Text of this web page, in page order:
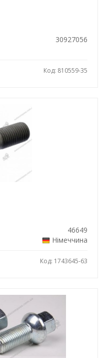
30927056
Код: 810559-35
46649
Німеччина
Код: 1743645-63